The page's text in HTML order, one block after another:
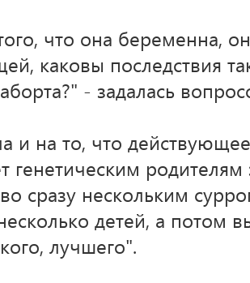
что она беременна,
каковы последствия
- задалась
и на то, что
генетическим родителям
сразу нескольким
детей, а потом
лучшего".